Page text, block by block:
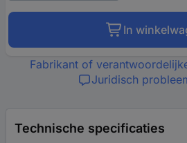
In
Fabrikant of
Juridisch
Technische specificaties